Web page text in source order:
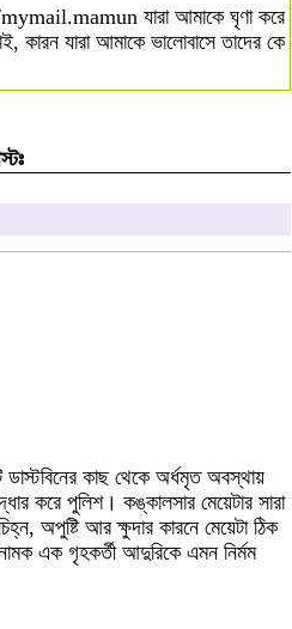
যারা আমাকে ঘৃণা করে
কারন যারা আমাকে ভালোবাসে তাদের কে
ডাস্টবিনের কাছ থেকে অর্ধমৃত অবস্থায়
করে পুলিশ। কঙ্কালসার মেয়েটার সারা
অপুষ্টি আর ক্ষুদার কারনে মেয়েটা ঠিক
এক গৃহকর্তী আদুরিকে এমন নির্মম